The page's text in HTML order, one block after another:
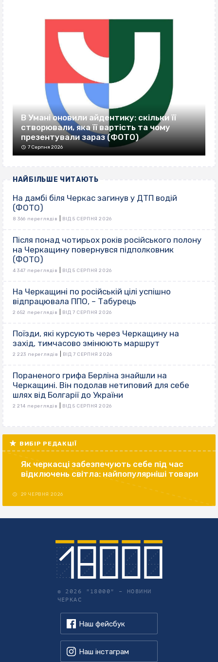
В Умані оновили айдентику: скільки її
створювали, яка її вартість та чому
презентували зараз (ФОТО)
7 Серпня 2026
НАЙБІЛЬШЕ ЧИТАЮТЬ
На дамбі біля Черкас загинув у ДТП водій
(ФОТО)
8 366 переглядів ВІД 5 СЕРПНЯ 2026
Після понад чотирьох років російського полону
на Черкащину повернувся підполковник
(ФОТО)
4 347 переглядів ВІД 5 СЕРПНЯ 2026
На Черкащині по російській цілі успішно
відпрацювала ППО, – Табурець
2 652 переглядів ВІД 7 СЕРПНЯ 2026
Поїзди, які курсують через Черкащину на
захід, тимчасово змінюють маршрут
2 223 переглядів ВІД 7 СЕРПНЯ 2026
Пораненого грифа Берліна знайшли на
Черкащині. Він подолав нетиповий для себе
шлях від Болгарії до України
2 214 переглядів ВІД 5 СЕРПНЯ 2026
ВИБІР РЕДАКЦІЇ
Як черкасці забезпечують себе під час
відключень світла: найпопулярніші товари
29 ЧЕРВНЯ 2026
© 2026 "18000" – НОВИНИ
ЧЕРКАС
Наш фейсбук
Наш інстаграм